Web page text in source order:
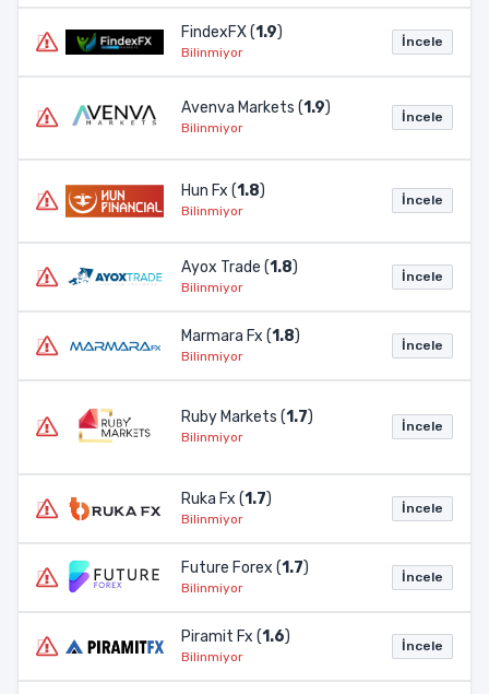
FindexFX (1.9)
Bilinmiyor
İncele
Avenva Markets (1.9)
Bilinmiyor
İncele
Hun Fx (1.8)
Bilinmiyor
İncele
Ayox Trade (1.8)
Bilinmiyor
İncele
Marmara Fx (1.8)
Bilinmiyor
İncele
Ruby Markets (1.7)
Bilinmiyor
İncele
Ruka Fx (1.7)
Bilinmiyor
İncele
Future Forex (1.7)
Bilinmiyor
İncele
Piramit Fx (1.6)
Bilinmiyor
İncele